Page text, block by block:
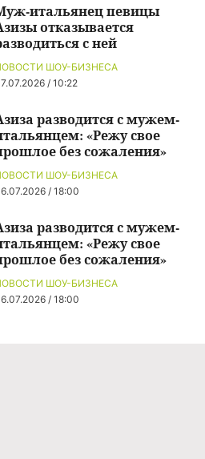
ШОУ-БИЗНЕСА
/ 10:22
итальянец певицы
отказывается
с ней
ШОУ-БИЗНЕСА
/ 18:00
разводится с мужем-
«Режу свое
без сожаления»
ШОУ-БИЗНЕСА
/ 18:00
разводится с мужем-
«Режу свое
без сожаления»